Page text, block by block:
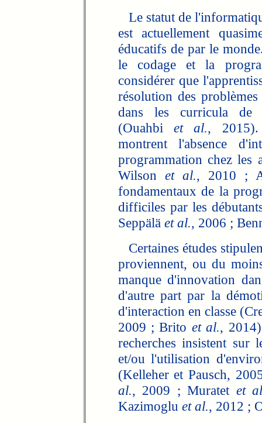
Le statut de
est actuellement
éducatifs de par le
le codage et la
considérer que
résolution des
dans les curricula de
(Ouahbi et al., 2015).
montrent l'absence
programmation chez les
Wilson et al., 2010 ;
fondamentaux de la
difficiles par les
Seppälä et al., 2006 ;
Certaines études
proviennent, ou du
manque d'innovation
d'autre part par la
d'interaction en classe
2009 ; Brito et al.,
recherches insistent
et/ou l'utilisation
(Kelleher et Pausch,
al., 2009 ; Muratet et
Kazimoglu et al., 2012 ;